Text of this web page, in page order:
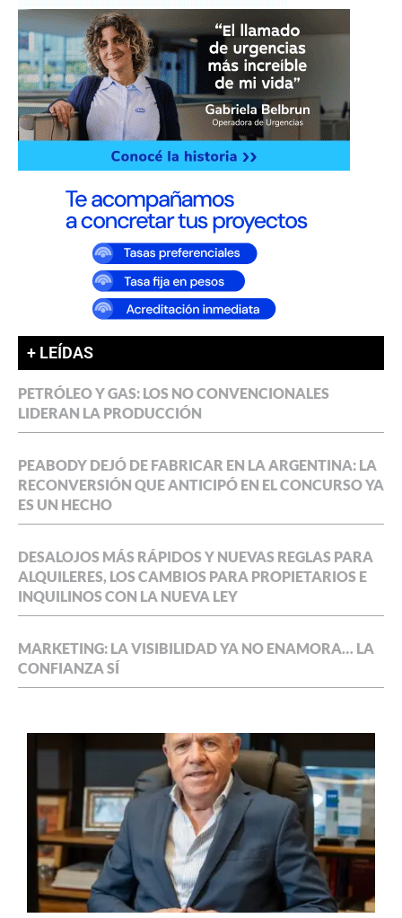
+ LEÍDAS
PETRÓLEO Y GAS: LOS NO CONVENCIONALES
LIDERAN LA PRODUCCIÓN
PEABODY DEJÓ DE FABRICAR EN LA ARGENTINA: LA
RECONVERSIÓN QUE ANTICIPÓ EN EL CONCURSO YA
ES UN HECHO
DESALOJOS MÁS RÁPIDOS Y NUEVAS REGLAS PARA
ALQUILERES, LOS CAMBIOS PARA PROPIETARIOS E
INQUILINOS CON LA NUEVA LEY
MARKETING: LA VISIBILIDAD YA NO ENAMORA… LA
CONFIANZA SÍ